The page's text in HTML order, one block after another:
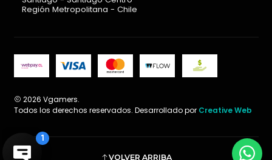
Región Metropolitana - Chile
2026 Vgamers.
Todos los derechos reservados. Desarrollado por Creative Web
VOLVER ARRIBA